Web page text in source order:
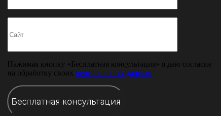
Нажимая кнопку «Бесплатная консультация» я даю согласие
на обработку своих персональных данных